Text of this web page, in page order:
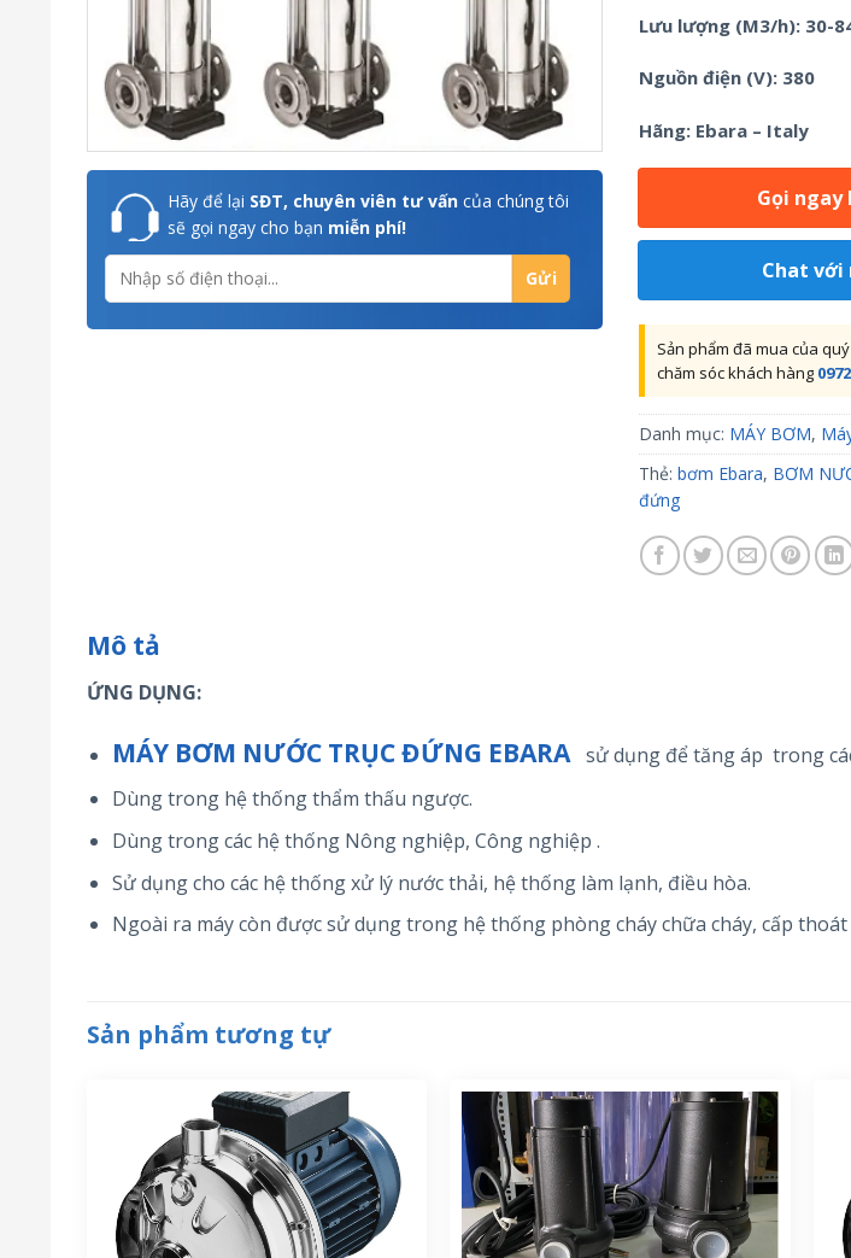
Hãy để lại SĐT, chuyên viên tư vấn của chúng tôi
sẽ gọi ngay cho bạn miễn phí!
Lưu lượng (M3/h): 30-
Nguồn điện (V): 380
Hãng: Ebara – Italy
Gọi ngay
Chat với
Sản phẩm đã mua của
chăm sóc khách hàng
Danh mục: MÁY BƠM,
Thẻ: bơm Ebara, BƠM
đứng
Mô tả
ỨNG DỤNG:
MÁY BƠM NƯỚC TRỤC ĐỨNG EBARA sử dụng để tăng áp trong
Dùng trong hệ thống thẩm thấu ngược.
Dùng trong các hệ thống Nông nghiệp, Công nghiệp .
Sử dụng cho các hệ thống xử lý nước thải, hệ thống làm lạnh, điều hòa.
Ngoài ra máy còn được sử dụng trong hệ thống phòng cháy chữa cháy, cấp thoát
Sản phẩm tương tự